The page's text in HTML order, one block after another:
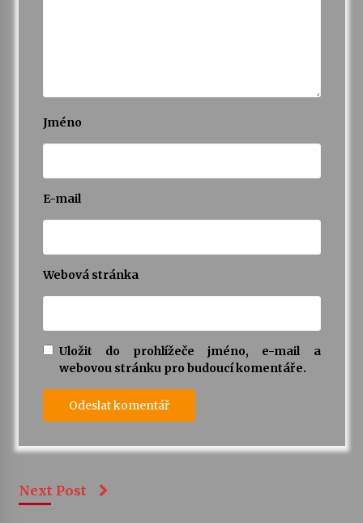
Jméno
E-mail
Webová stránka
Uložit do prohlížeče jméno, e-mail a
webovou stránku pro budoucí komentáře.
Next Post